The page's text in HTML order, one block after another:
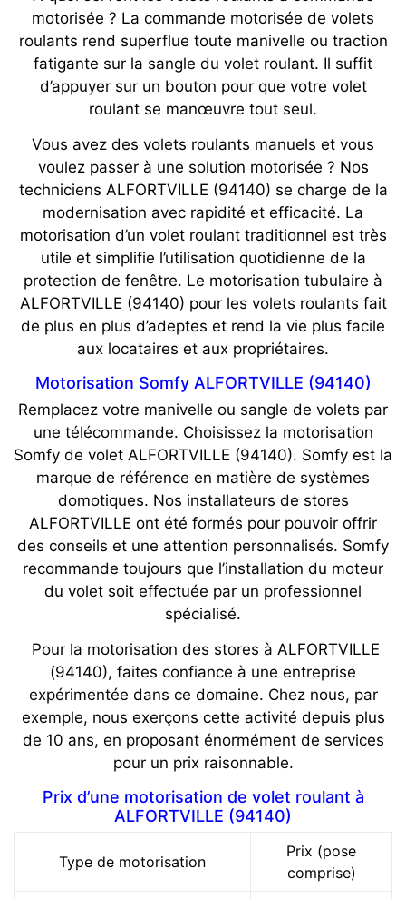
motorisée ? La commande motorisée de volets
roulants rend superflue toute manivelle ou traction
fatigante sur la sangle du volet roulant. Il suffit
d’appuyer sur un bouton pour que votre volet
roulant se manœuvre tout seul.
Vous avez des volets roulants manuels et vous
voulez passer à une solution motorisée ? Nos
techniciens ALFORTVILLE (94140) se charge de la
modernisation avec rapidité et efficacité. La
motorisation d’un volet roulant traditionnel est très
utile et simplifie l’utilisation quotidienne de la
protection de fenêtre. Le motorisation tubulaire à
ALFORTVILLE (94140) pour les volets roulants fait
de plus en plus d’adeptes et rend la vie plus facile
aux locataires et aux propriétaires.
Motorisation Somfy ALFORTVILLE (94140)
Remplacez votre manivelle ou sangle de volets par
une télécommande. Choisissez la motorisation
Somfy de volet ALFORTVILLE (94140). Somfy est la
marque de référence en matière de systèmes
domotiques. Nos installateurs de stores
ALFORTVILLE ont été formés pour pouvoir offrir
des conseils et une attention personnalisés. Somfy
recommande toujours que l’installation du moteur
du volet soit effectuée par un professionnel
spécialisé.
Pour la motorisation des stores à ALFORTVILLE
(94140), faites confiance à une entreprise
expérimentée dans ce domaine. Chez nous, par
exemple, nous exerçons cette activité depuis plus
de 10 ans, en proposant énormément de services
pour un prix raisonnable.
Prix d’une motorisation de volet roulant à
ALFORTVILLE (94140)
Type de motorisation
Prix (pose
comprise)